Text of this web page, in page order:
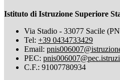
Istituto di Istruzione Superiore
Via Stadio - 33077 Sacile
Tel: +39 0434733429
Email:
PEC:
C.F.: 91007780934